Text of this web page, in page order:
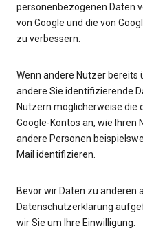
personenbezogenen Daten
von Google und die von
zu verbessern.
Wenn andere Nutzer bereits
andere Sie identifizierende
Nutzern möglicherweise die
Google-Kontos an, wie Ihren
andere Personen
Mail identifizieren.
Bevor wir Daten zu anderen
Datenschutzerklärung
wir Sie um Ihre Einwilligung.